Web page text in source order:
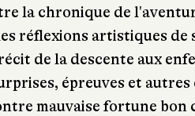
la chronique de
réflexions artistiques de
de la descente aux
épreuves et autres
mauvaise fortune